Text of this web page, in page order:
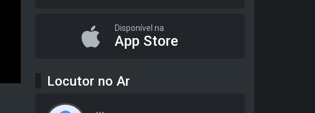
Disponível na
App Store
Locutor no Ar
...